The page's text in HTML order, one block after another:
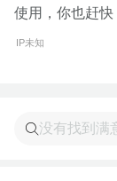
使用，你也赶快
IP未知